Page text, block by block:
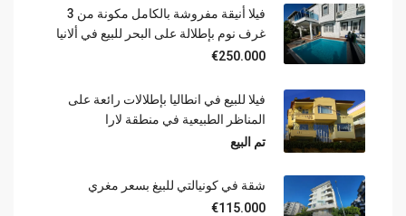
فيلا أنيقة مفروشة بالكامل مكونة من 3
غرف نوم بإطلالة على البحر للبيع في ألانيا
€250.000
فيلا للبيع في انطاليا بإطلالات رائعة على
المناظر الطبيعية في منطقة لارا
تم البيع
شقة في كونيالتي للبيغ بسعر مغري
€115.000